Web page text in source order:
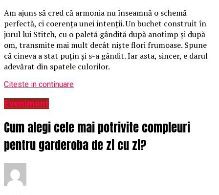
Am ajuns să cred că armonia nu înseamnă o schemă
perfectă, ci coerența unei intenții. Un buchet construit în
jurul lui Stitch, cu o paletă gândită după anotimp și după
om, transmite mai mult decât niște flori frumoase. Spune
că cineva a stat puțin și s-a gândit. Iar asta, sincer, e darul
adevărat din spatele culorilor.
Citeste in continuare
Eveniment
Cum alegi cele mai potrivite compleuri
pentru garderoba de zi cu zi?